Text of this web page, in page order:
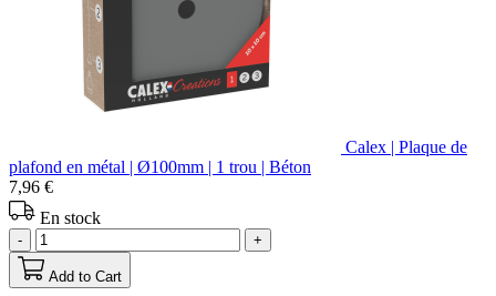
Calex | Plaque de
plafond en métal | Ø100mm | 1 trou | Béton
7,96 €
En stock
- +
Add to Cart